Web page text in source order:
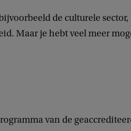
de culturele sector,
Maar je hebt veel meer
van de